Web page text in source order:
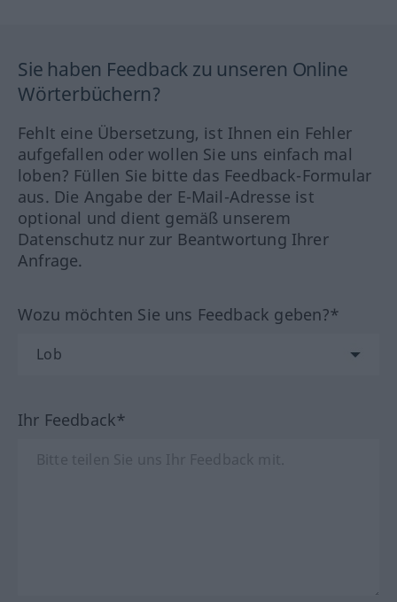
Sie haben Feedback zu unseren Online
Wörterbüchern?
Fehlt eine Übersetzung, ist Ihnen ein Fehler
aufgefallen oder wollen Sie uns einfach mal
loben? Füllen Sie bitte das Feedback-Formular
aus. Die Angabe der E-Mail-Adresse ist
optional und dient gemäß unserem
Datenschutz nur zur Beantwortung Ihrer
Anfrage.
Wozu möchten Sie uns Feedback geben?*
Ihr Feedback*